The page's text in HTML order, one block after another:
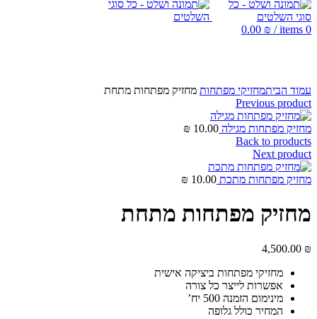
0
items
/
0.00 ₪
עמוד הביתמחזיקי מפתחות מחזיק מפתחות מתחת
Previous product
מחזיק מפתחות מגילה 10.00
₪
Back to products
Next product
מחזיק מפתחות מתכת 10.00
₪
מחזיק מפתחות מתחת
4,500.00 ₪
מחזיקי מפתחות ביציקה אישית
אפשרות לייצר כל צורה
מינימום הזמנה 500 יח’
המחיר כולל גלופה